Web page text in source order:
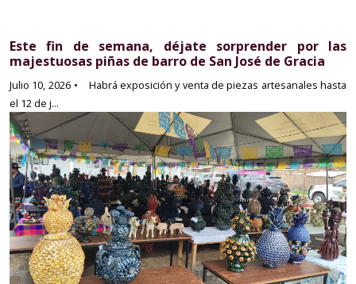
Este fin de semana, déjate sorprender por las
majestuosas piñas de barro de San José de Gracia
Julio 10, 2026 • Habrá exposición y venta de piezas artesanales hasta
el 12 de j...